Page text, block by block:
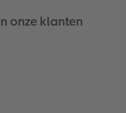
onze klanten